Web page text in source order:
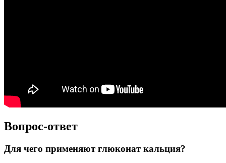
Вопрос-ответ
Для чего применяют глюконат кальция?